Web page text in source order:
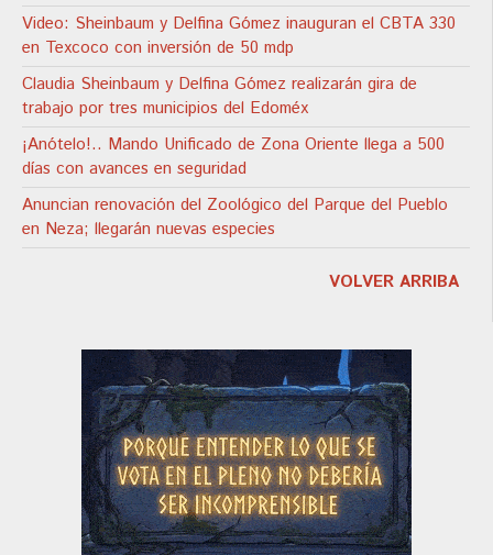
Video: Sheinbaum y Delfina Gómez inauguran el CBTA 330
en Texcoco con inversión de 50 mdp
Claudia Sheinbaum y Delfina Gómez realizarán gira de
trabajo por tres municipios del Edoméx
¡Anótelo!.. Mando Unificado de Zona Oriente llega a 500
días con avances en seguridad
Anuncian renovación del Zoológico del Parque del Pueblo
en Neza; llegarán nuevas especies
VOLVER ARRIBA